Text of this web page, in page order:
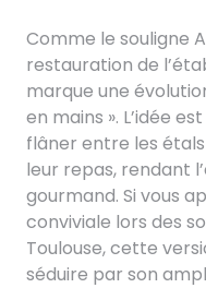
Comme le souligne
restauration de
marque une
en mains ». L’idée
flâner entre les
leur repas, rendant
gourmand. Si vous
conviviale lors des
Toulouse, cette
séduire par son